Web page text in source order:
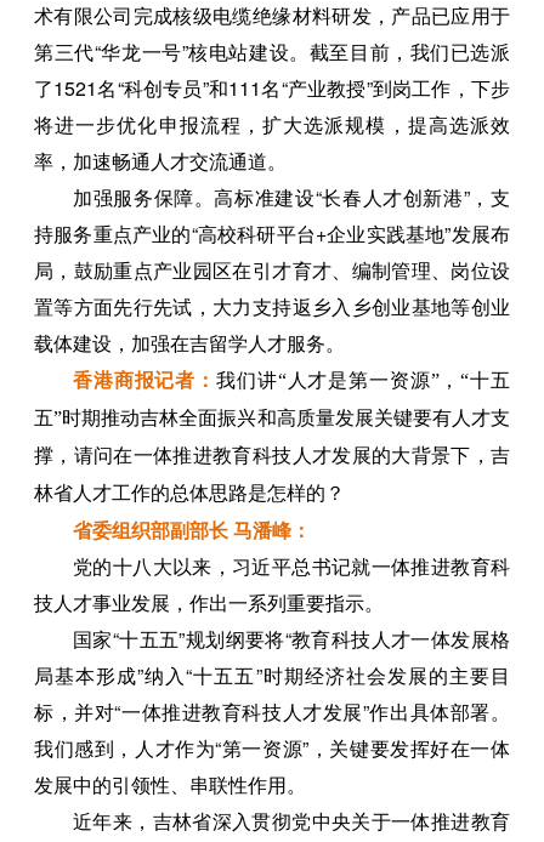
术有限公司完成核级电缆绝缘材料研发，产品已应用于
第三代“华龙一号”核电站建设。截至目前，我们已选派
了1521名“科创专员”和111名“产业教授”到岗工作，下步
将进一步优化申报流程，扩大选派规模，提高选派效
率，加速畅通人才交流通道。
加强服务保障。高标准建设“长春人才创新港”，支
持服务重点产业的“高校科研平台+企业实践基地”发展布
局，鼓励重点产业园区在引才育才、编制管理、岗位设
置等方面先行先试，大力支持返乡入乡创业基地等创业
载体建设，加强在吉留学人才服务。
香港商报记者 ：我们讲“人才是第一资源”，“十五
五”时期推动吉林全面振兴和高质量发展关键要有人才支
撑，请问在一体推进教育科技人才发展的大背景下，吉
林省人才工作的总体思路是怎样的？
省委组织部副部长 马潘峰：
党的十八大以来，习近平总书记就一体推进教育科
技人才事业发展，作出一系列重要指示。
国家“十五五”规划纲要将“教育科技人才一体发展格
局基本形成”纳入“十五五”时期经济社会发展的主要目
标，并对“一体推进教育科技人才发展”作出具体部署。
我们感到，人才作为“第一资源”，关键要发挥好在一体
发展中的引领性、串联性作用。
近年来，吉林省深入贯彻党中央关于一体推进教育